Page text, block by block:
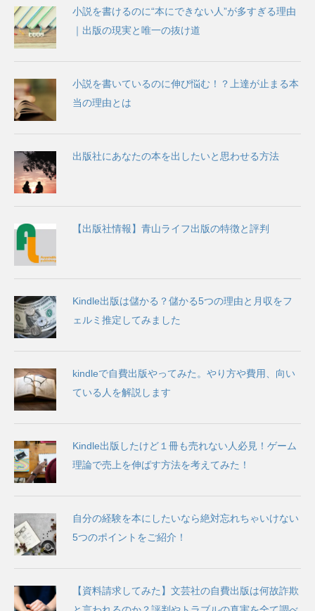
小説を書けるのに“本にできない人”が多すぎる理由
｜出版の現実と唯一の抜け道
小説を書いているのに伸び悩む！？上達が止まる本
当の理由とは
出版社にあなたの本を出したいと思わせる方法
【出版社情報】青山ライフ出版の特徴と評判
Kindle出版は儲かる？儲かる5つの理由と月収をフ
ェルミ推定してみました
kindleで自費出版やってみた。やり方や費用、向い
ている人を解説します
Kindle出版したけど１冊も売れない人必見！ゲーム
理論で売上を伸ばす方法を考えてみた！
自分の経験を本にしたいなら絶対忘れちゃいけない
5つのポイントをご紹介！
【資料請求してみた】文芸社の自費出版は何故詐欺